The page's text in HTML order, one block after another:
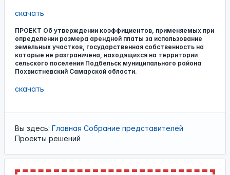
скачать
ПРОЕКТ Об утверждении коэффициентов, применяемых при
определении размера арендной платы за использование
земельных участков, государственная собственность на
которые не разграничена, находящихся на территории
сельского поселения Подбельск муниципального района
Похвистневский Самарской области.
скачать
Вы здесь: Главная Собрание представителей
Проекты решений